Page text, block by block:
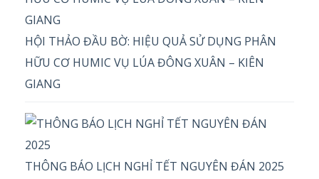
HỘI THẢO ĐẦU BỜ: HIỆU QUẢ SỬ DỤNG PHÂN
HỮU CƠ HUMIC VỤ LÚA ĐÔNG XUÂN – KIÊN
GIANG
THÔNG BÁO LỊCH NGHỈ TẾT NGUYÊN ĐÁN 2025